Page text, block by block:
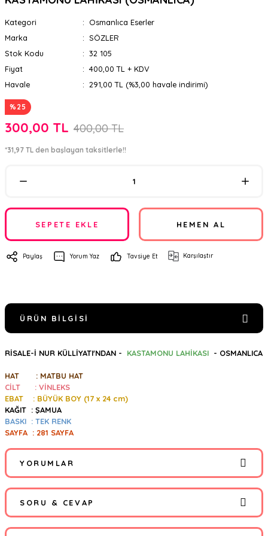
Kategori
Osmanlıca Eserler
Marka
SÖZLER
Stok Kodu
32 105
Fiyat
400,00 TL + KDV
Havale
291,00 TL (%3,00 havale indirimi)
%25
300,00 TL 400,00 TL
*31,97 TL den başlayan taksitlerle!!
SEPETE EKLE HEMEN AL
Paylaş Yorum Yaz Tavsiye Et Karşılaştır
ÜRÜN BILGISI
RİSALE-İ NUR KÜLLİYATI'NDAN - KASTAMONU LAHİKASI - OSMANLICA
HAT : MATBU HAT
CİLT : VİNLEKS
EBAT : BÜYÜK BOY (17 x 24 cm)
KAĞIT : ŞAMUA
BASKI : TEK RENK
SAYFA : 281 SAYFA
YORUMLAR
Bu ürüne ilk yorumu siz yapın!
SORU & CEVAP